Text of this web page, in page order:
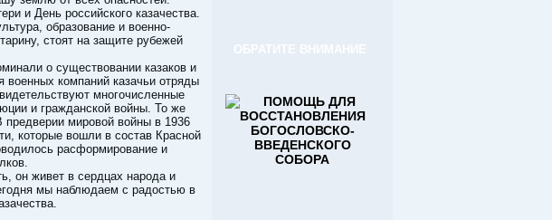
и День российского казачества.
образование и военно-
стоят на защите рубежей
о существовании казаков и
военных компаний казачьи отряды
многочисленные
и гражданской войны. То же
мировой войны в 1936
которые вошли в состав Красной
расформирование и
он живет в сердцах народа и
мы наблюдаем с радостью в
ОБРАТИТЕ ВНИМАНИЕ